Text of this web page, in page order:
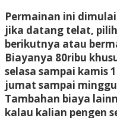
Permainan ini
jika datang telat,
berikutnya atau
Biayanya 80ribu
selasa sampai kamis
jumat sampai
Tambahan biaya
kalau kalian pengen